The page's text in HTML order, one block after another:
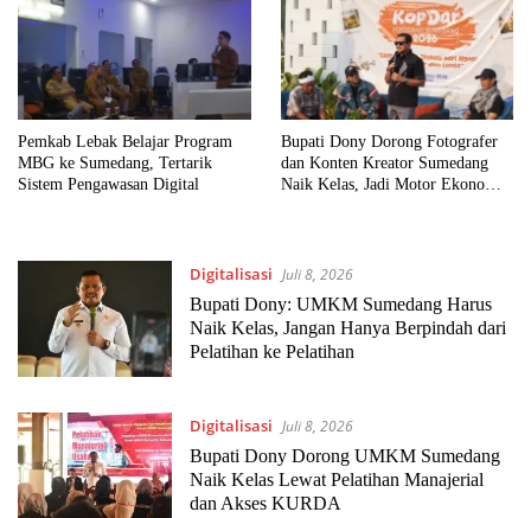
Pemkab Lebak Belajar Program
MBG ke Sumedang, Tertarik
Sistem Pengawasan Digital
Bupati Dony Dorong Fotografer
dan Konten Kreator Sumedang
Naik Kelas, Jadi Motor Ekonomi
Digitalisasi Juli 8, 2026
Bupati Dony: UMKM Sumedang Harus
Naik Kelas, Jangan Hanya Berpindah dari
Pelatihan ke Pelatihan
Digitalisasi Juli 8, 2026
Bupati Dony Dorong UMKM Sumedang
Naik Kelas Lewat Pelatihan Manajerial
dan Akses KURDA